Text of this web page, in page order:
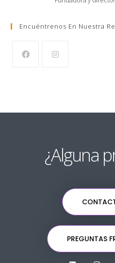
Encuéntrenos En Nuestra
¿Alguna
PREGUNTAS